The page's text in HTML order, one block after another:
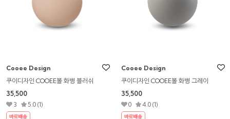
Cooee Design
쿠이디자인 COOEE볼 화병 블러쉬
35,500
3 5.0 (1)
Cooee Design
쿠이디자인 COOEE볼 화병 그레이
35,500
0 4.0 (1)